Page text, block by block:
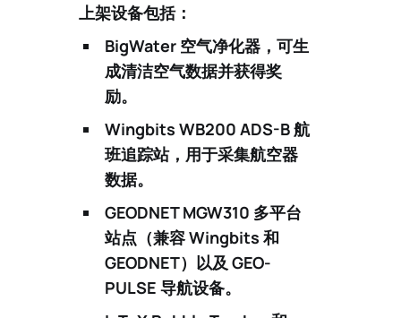
上架设备包括：
BigWater 空气净化器 ，可生
成清洁空气数据并获得奖
励。
Wingbits WB200 ADS-B 航
班追踪站，用于采集航空器
数据。
GEODNET MGW310 多平台
站点 （兼容 Wingbits 和
GEODNET）以及GEO-
PULSE 导航设备。